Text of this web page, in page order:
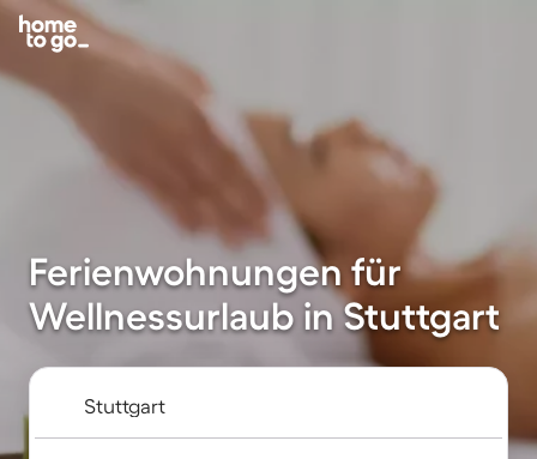
Ferienwohnungen für
Wellnessurlaub in Stuttgart